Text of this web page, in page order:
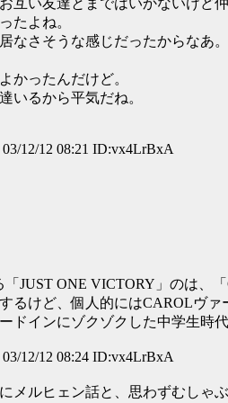
互い友達とまではいかないけど
たよね。
なさそうな感じだったからなあ。
かったんだけど。
いるから平気だね。
12/12 08:21 ID:vx4LrBxA
「JUST ONE VICTORY」のは
るけど、個人的にはCAROLヴァ
ドインにゾクゾクした中学生時
12/12 08:24 ID:vx4LrBxA
メルヒェン話と、思わずむしゃ